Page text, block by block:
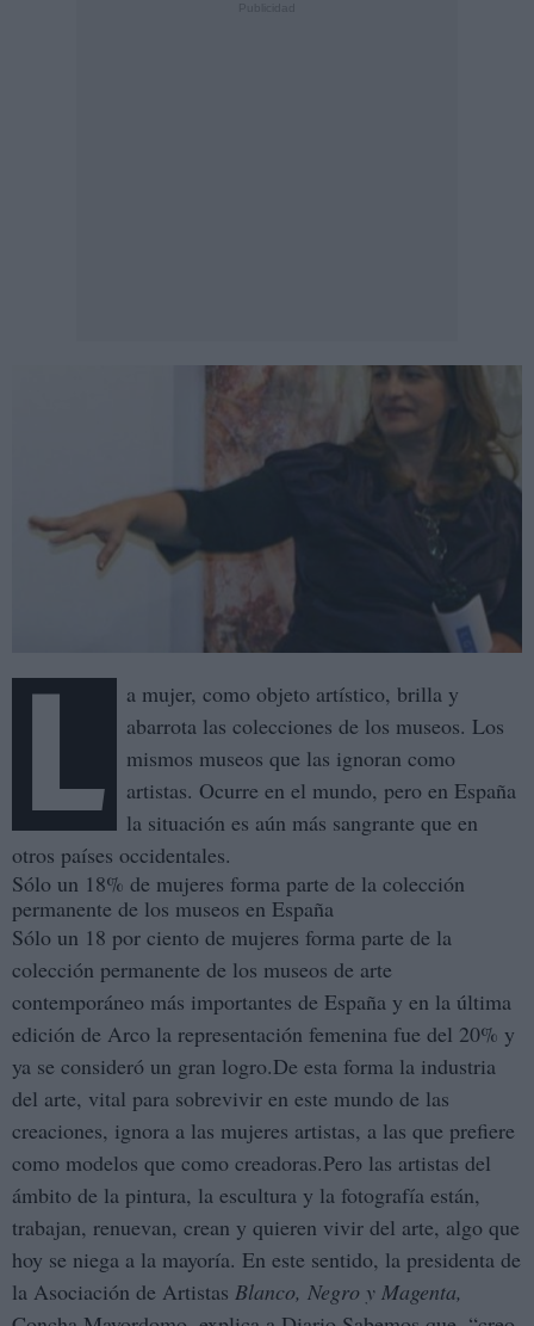
L
a mujer, como objeto artístico, brilla y
abarrota las colecciones de los museos. Los
mismos museos que las ignoran como
artistas. Ocurre en el mundo, pero en España
la situación es aún más sangrante que en
otros países occidentales.
Sólo un 18% de mujeres forma parte de la colección
permanente de los museos en España
Sólo un 18 por ciento de mujeres forma parte de la
colección permanente de los museos de arte
contemporáneo más importantes de España y en la última
edición de Arco la representación femenina fue del 20% y
ya se consideró un gran logro.De esta forma la industria
del arte, vital para sobrevivir en este mundo de las
creaciones, ignora a las mujeres artistas, a las que prefiere
como modelos que como creadoras.Pero las artistas del
ámbito de la pintura, la escultura y la fotografía están,
trabajan, renuevan, crean y quieren vivir del arte, algo que
hoy se niega a la mayoría. En este sentido, la presidenta de
la Asociación de Artistas Blanco, Negro y Magenta,